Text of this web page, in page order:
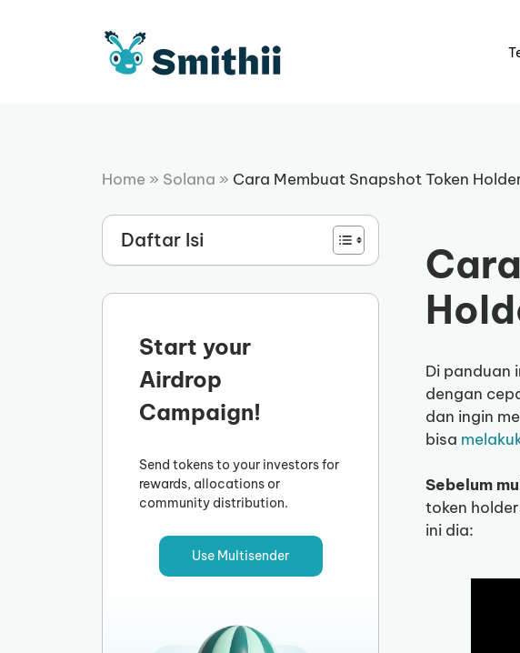
Home » Solana » Cara Membuat Snapshot Token
Daftar Isi
Start your
Airdrop
Campaign!
Send tokens to your investors for
rewards, allocations or
community distribution.
Use Multisender
Di panduan
dengan
dan ingin
bisa
Sebelum
token
ini dia: